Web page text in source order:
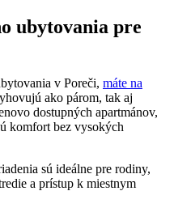
ubytovania pre
v Poreči, máte na
ako párom, tak aj
dostupných apartmánov,
komfort bez vysokých
sú ideálne pre rodiny,
a prístup k miestnym